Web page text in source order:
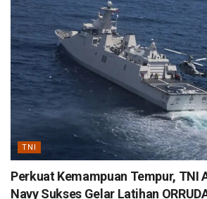
TNI
Perkuat Kemampuan Tempur, TNI
Navy Sukses Gelar Latihan